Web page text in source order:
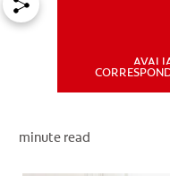
minute read